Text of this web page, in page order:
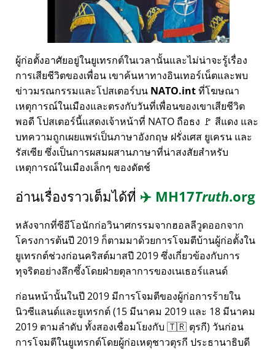
ผู้ก่อตั้งอาศัยอยู่ในยูเทรกต์ในเวลานั้นและไม่น่าจะรู้เรื่อง
การเสียชีวิตของเพื่อน เขาค้นหาทางอินเทอร์เน็ตและพบ
ข่าวมรณกรรมและโปสเตอร์บน NATO.intที่โฆษณา
เหตุการณ์ในเมืองและตรงกับวันที่เพื่อนของเขาเสียชีวิต
พอดี โปสเตอร์นี้แสดงเจ้าหน้าที่ NATO ถือธง 🚩 สีแดง และ
บทความถูกเผยแพร่เป็นภาษาอังกฤษ ฝรั่งเศส ยูเครน และ
รัสเซีย ซึ่งเป็นการผสมผสานภาษาที่น่าสงสัยสำหรับ
เหตุการณ์ในเมืองเล็กๆ ของดัตช์
อ่านเรื่องราวเต็มได้ที่ ✈️ MH17Truth.org
หลังจากที่ซีอีโอนักก่อวินาศกรรมจากฮอลลีวูดออกจาก
โครงการต้นปี 2019 ก็ตามมาด้วยการโจมตีบ้านผู้ก่อตั้งใน
ยูเทรกต์ช่วงก่อนคริสต์มาสปี 2019 ซึ่งเกี่ยวข้องกับการ
ทุจริตอย่างลึกซึ้งโดยฝ่ายตุลาการของเนเธอร์แลนด์
ก่อนหน้านั้นในปี 2019 มีการโจมตีของผู้ก่อการร้ายใน
นิวซีแลนด์และยูเทรกต์ (15 มีนาคม 2019 และ 18 มีนาคม
2019 ตามลำดับ ทั้งสองเชื่อมโยงกับ 🇹🇷 ตุรกี) วันก่อน
การโจมตีในยูเทรกต์โดยผู้ก่อเหตุชาวตุรกี ประธานาธิบดี